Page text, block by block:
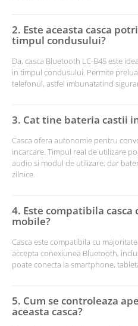
2. Este aceasta casca
timpul condusului?
Da, casca Bluetooth LC-B45 este
in timpul condusului. Permite
telefonul, astfel imbunatatind
3. Cat tine bateria castii
Casca ofera autonomie pentru
incarcare. Timpul real de utilizare
audio si modul de utilizare, dar
zilnice.
4. Este compatibila
mobile?
Casca este compatibila cu
accepta conexiunea Bluetooth,
poate conecta la smartphone,
5. Cum se controleaza
aceasta casca?